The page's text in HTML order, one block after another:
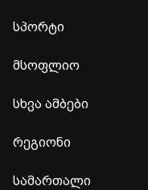
სპორტი
მსოფლიო
სხვა ამბები
რეგიონი
სამართალი